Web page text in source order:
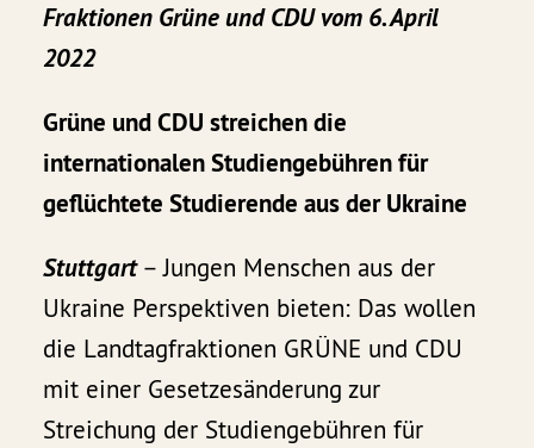
Fraktionen Grüne und CDU vom 6. April
2022
Grüne und CDU streichen die
internationalen Studiengebühren für
geflüchtete Studierende aus der Ukraine
Stuttgart– Jungen Menschen aus der
Ukraine Perspektiven bieten: Das wollen
die Landtagfraktionen GRÜNE und CDU
mit einer Gesetzesänderung zur
Streichung der Studiengebühren für